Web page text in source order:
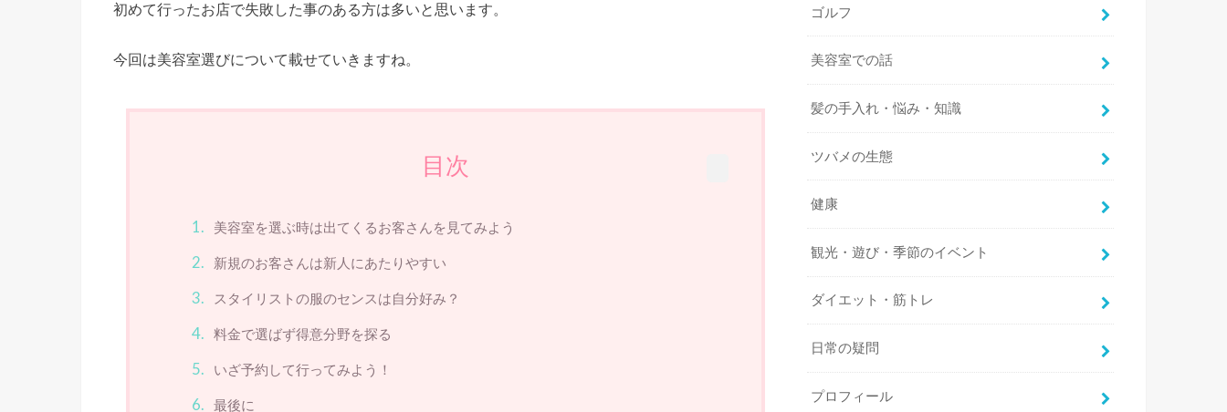
初めて行ったお店で失敗した事のある方は多いと思います。
今回は美容室選びについて載せていきますね。
目次
美容室を選ぶ時は出てくるお客さんを見てみよう
新規のお客さんは新人にあたりやすい
スタイリストの服のセンスは自分好み？
料金で選ばず得意分野を探る
いざ予約して行ってみよう！
最後に
ゴルフ
美容室での話
髪の手入れ・悩み・知識
ツバメの生態
健康
観光・遊び・季節のイベント
ダイエット・筋トレ
日常の疑問
プロフィール